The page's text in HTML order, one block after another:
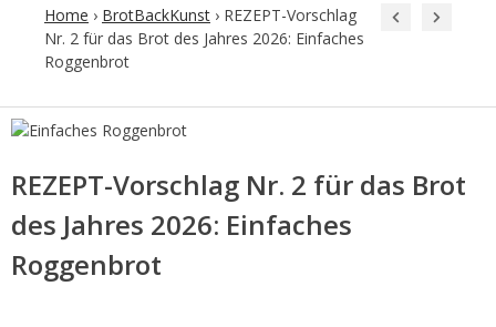
Home › BrotBackKunst › REZEPT-Vorschlag
Nr. 2 für das Brot des Jahres 2026: Einfaches
Roggenbrot
REZEPT-Vorschlag Nr. 2 für das Brot
des Jahres 2026: Einfaches
Roggenbrot
Post